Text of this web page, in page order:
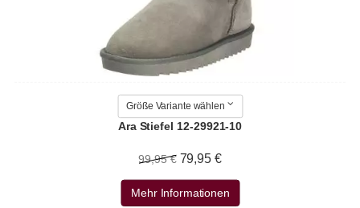
Größe Variante wählen
Ara Stiefel 12-29921-10
99,95 € 79,95 €
Mehr Informationen